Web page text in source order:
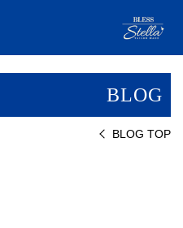
BLOG
BLOG TOP